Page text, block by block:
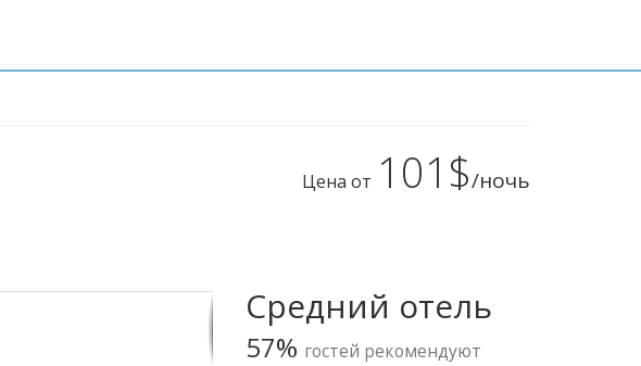
Цена от 101$/ночь
Средний отель
57% гостей рекомендуют